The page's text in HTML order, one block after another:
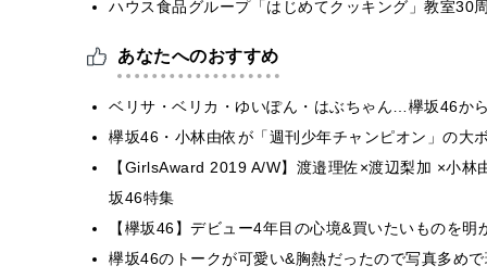
ハウス食品グループ「はじめてクッキング」教室
あなたへのおすすめ
ベリサ・ベリカ・ゆいぽん・はぶちゃん…欅坂46か
欅坂46・小林由依が「週刊少年チャンピオン」の大
【GirlsAward 2019 A/W】渡邉理佐×渡辺梨加 ×小
坂46特集
【欅坂46】デビュー4年目の心境&買いたいものを明
欅坂46のトークが可愛い&胸熱だったので写真多め